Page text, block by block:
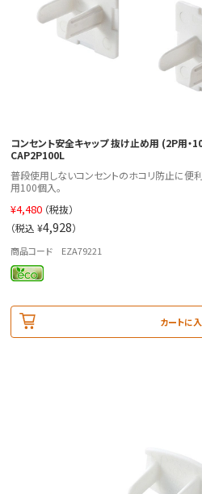
コンセント安全キャップ 抜け止め用 (2P用・
CAP2P100L
普段使用しないコンセントのホコリ防止に便利
用100個入。
¥4,480 （税抜）
（税込 ¥4,928）
商品コード EZA79221
カートに